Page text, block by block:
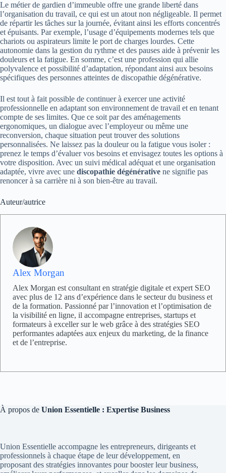
Le métier de gardien d’immeuble offre une grande liberté dans
l’organisation du travail, ce qui est un atout non négligeable. Il permet
de répartir les tâches sur la journée, évitant ainsi les efforts concentrés
et épuisants. Par exemple, l’usage d’équipements modernes tels que
chariots ou aspirateurs limite le port de charges lourdes. Cette
autonomie dans la gestion du rythme et des pauses aide à prévenir les
douleurs et la fatigue. En somme, c’est une profession qui allie
polyvalence et possibilité d’adaptation, répondant ainsi aux besoins
spécifiques des personnes atteintes de discopathie dégénérative.
Il est tout à fait possible de continuer à exercer une activité
professionnelle en adaptant son environnement de travail et en tenant
compte de ses limites. Que ce soit par des aménagements
ergonomiques, un dialogue avec l’employeur ou même une
reconversion, chaque situation peut trouver des solutions
personnalisées. Ne laissez pas la douleur ou la fatigue vous isoler :
prenez le temps d’évaluer vos besoins et envisagez toutes les options à
votre disposition. Avec un suivi médical adéquat et une organisation
adaptée, vivre avec une discopathie dégénérative ne signifie pas
renoncer à sa carrière ni à son bien-être au travail.
Auteur/autrice
Alex Morgan
Alex Morgan est consultant en stratégie digitale et expert SEO
avec plus de 12 ans d’expérience dans le secteur du business et
de la formation. Passionné par l’innovation et l’optimisation de
la visibilité en ligne, il accompagne entreprises, startups et
formateurs à exceller sur le web grâce à des stratégies SEO
performantes adaptées aux enjeux du marketing, de la finance
et de l’entreprise.
À propos de Union Essentielle : Expertise Business
Union Essentielle accompagne les entrepreneurs, dirigeants et
professionnels à chaque étape de leur développement, en
proposant des stratégies innovantes pour booster leur business,